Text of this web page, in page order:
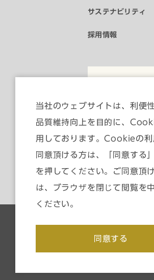
サステナビリティ
採用情報
グル
当社のウェブサイトは、利便
品質維持向上を目的に、
用しております。Cookieの利
同意頂ける方は、「同意する
を押してください。ご同意頂
は、ブラウザを閉じて閲覧を
ください。
同意する